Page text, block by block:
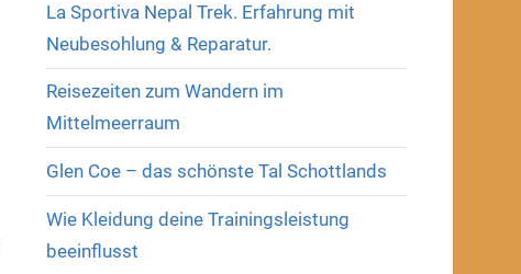
La Sportiva Nepal Trek. Erfahrung mit
Neubesohlung & Reparatur.
Reisezeiten zum Wandern im
Mittelmeerraum
Glen Coe – das schönste Tal Schottlands
Wie Kleidung deine Trainingsleistung
beeinflusst